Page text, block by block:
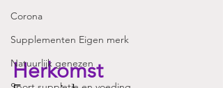
Corona
Supplementen Eigen merk
Natuurlijk genezen
Herkomst